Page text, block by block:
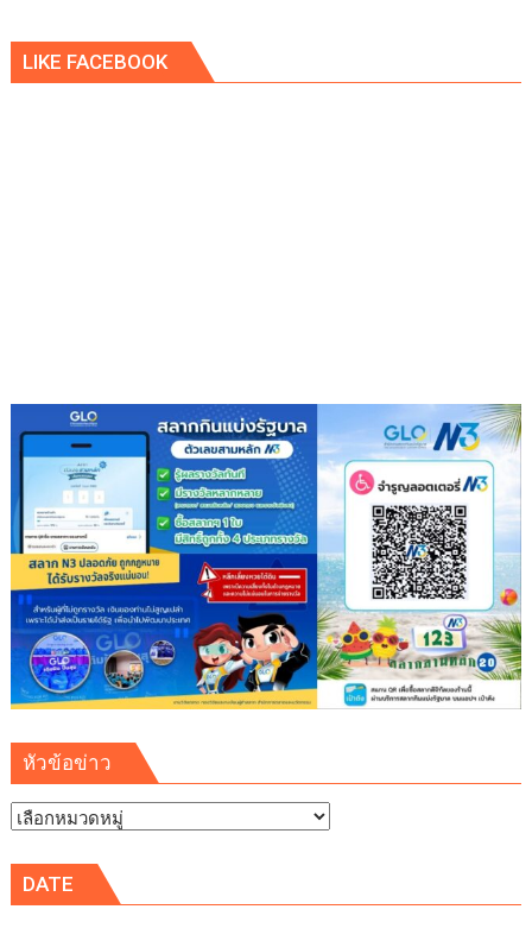
LIKE FACEBOOK
หัวข้อข่าว
หัวข้อ
DATE